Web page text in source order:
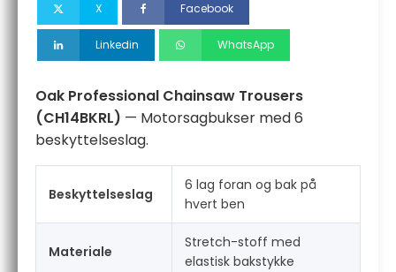
X Facebook
Linkedin WhatsApp
Oak Professional Chainsaw Trousers
(CH14BKRL) — Motorsagbukser med 6
beskyttelseslag.
Beskyttelseslag
6 lag foran og bak på
hvert ben
Materiale
Stretch-stoff med
elastisk bakstykke